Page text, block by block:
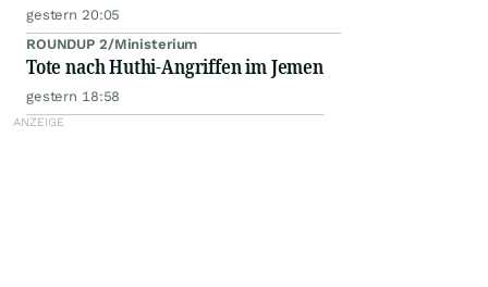
gestern 20:05
ROUNDUP 2/Ministerium
Tote nach Huthi-Angriffen im Jemen
gestern 18:58